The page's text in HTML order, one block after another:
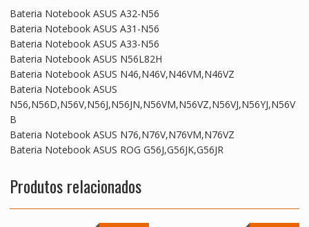
Bateria Notebook ASUS A32-N56
Bateria Notebook ASUS A31-N56
Bateria Notebook ASUS A33-N56
Bateria Notebook ASUS N56L82H
Bateria Notebook ASUS N46,N46V,N46VM,N46VZ
Bateria Notebook ASUS
N56,N56D,N56V,N56J,N56JN,N56VM,N56VZ,N56VJ,N56YJ,N56V
B
Bateria Notebook ASUS N76,N76V,N76VM,N76VZ
Bateria Notebook ASUS ROG G56J,G56JK,G56JR
Produtos relacionados